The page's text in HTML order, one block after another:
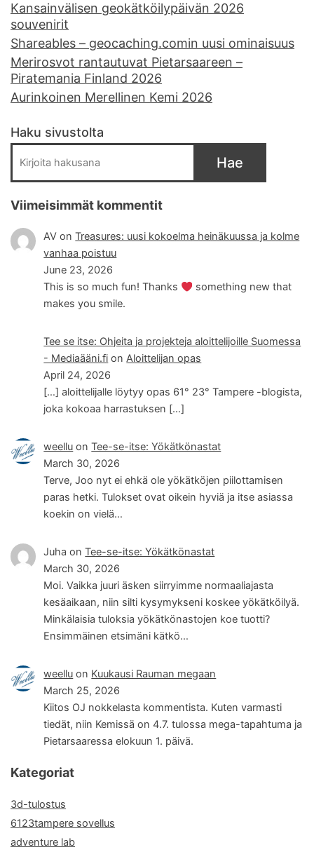
Kansainvälisen geokätköilypäivän 2026
souvenirit
Shareables – geocaching.comin uusi ominaisuus
Merirosvot rantautuvat Pietarsaareen –
Piratemania Finland 2026
Aurinkoinen Merellinen Kemi 2026
Haku sivustolta
Hae
Viimeisimmät kommentit
AV onTreasures: uusi kokoelma heinäkuussa ja kolme
vanhaa poistuu
June 23, 2026
This is so much fun! Thanks
something new that
makes you smile.
Tee se itse: Ohjeita ja projekteja aloittelijoille Suomessa
- Mediaääni.fi onAloittelijan opas
April 24, 2026
[…] aloittelijalle löytyy opas 61° 23° Tampere -blogista,
joka kokoaa harrastuksen […]
weellu onTee-se-itse: Yökätkönastat
March 30, 2026
Terve, Joo nyt ei ehkä ole yökätköjen piilottamisen
paras hetki. Tulokset ovat oikein hyviä ja itse asiassa
koekin on vielä…
Juha onTee-se-itse: Yökätkönastat
March 30, 2026
Moi. Vaikka juuri äsken siirryimme normaaliajasta
kesäaikaan, niin silti kysymykseni koskee yökätköilyä.
Minkälaisia tuloksia yökätkönastojen koe tuotti?
Ensimmäinen etsimäni kätkö…
weellu on Kuukausi Rauman megaan
March 25, 2026
Kiitos OJ nokkelasta kommentista. Kuten varmasti
tiedät, niin Kemissä on 4.7. tulossa mega-tapahtuma ja
Pietarsaaressa elokuun 1. päivä.
Kategoriat
3d-tulostus
6123tampere sovellus
adventure lab